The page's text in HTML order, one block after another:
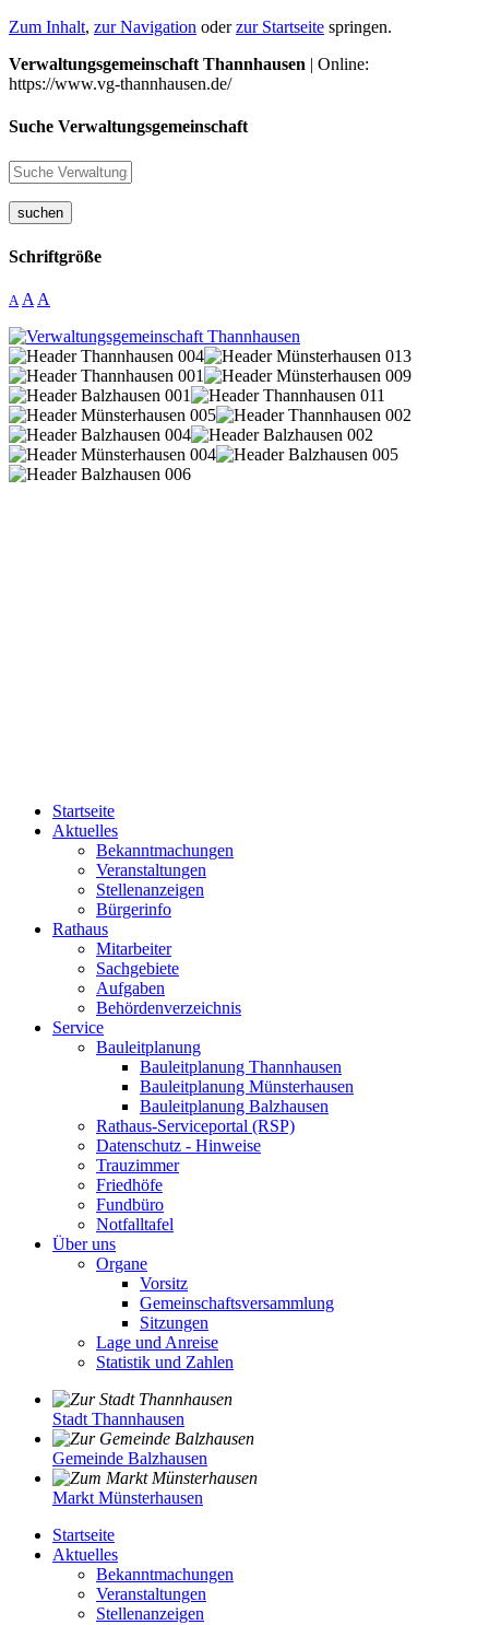
Zum Inhalt, zur Navigation oderzur Startseite springen.
Verwaltungsgemeinschaft Thannhausen | Online:
https://www.vg-thannhausen.de/
Suche Verwaltungsgemeinschaft
suchen
Schriftgröße
A A A
Startseite
Aktuelles
Bekanntmachungen
Veranstaltungen
Stellenanzeigen
Bürgerinfo
Rathaus
Mitarbeiter
Sachgebiete
Aufgaben
Behördenverzeichnis
Service
Bauleitplanung
Bauleitplanung Thannhausen
Bauleitplanung Münsterhausen
Bauleitplanung Balzhausen
Rathaus-Serviceportal (RSP)
Datenschutz - Hinweise
Trauzimmer
Friedhöfe
Fundbüro
Notfalltafel
Über uns
Organe
Vorsitz
Gemeinschaftsversammlung
Sitzungen
Lage und Anreise
Statistik und Zahlen
Stadt Thannhausen
Gemeinde Balzhausen
Markt Münsterhausen
Startseite
Aktuelles
Bekanntmachungen
Veranstaltungen
Stellenanzeigen